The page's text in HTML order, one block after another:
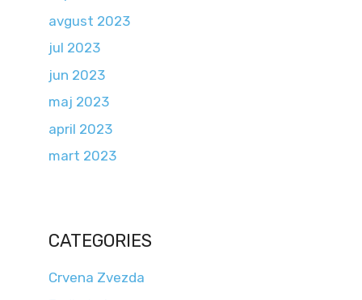
avgust 2023
jul 2023
jun 2023
maj 2023
april 2023
mart 2023
CATEGORIES
Crvena Zvezda